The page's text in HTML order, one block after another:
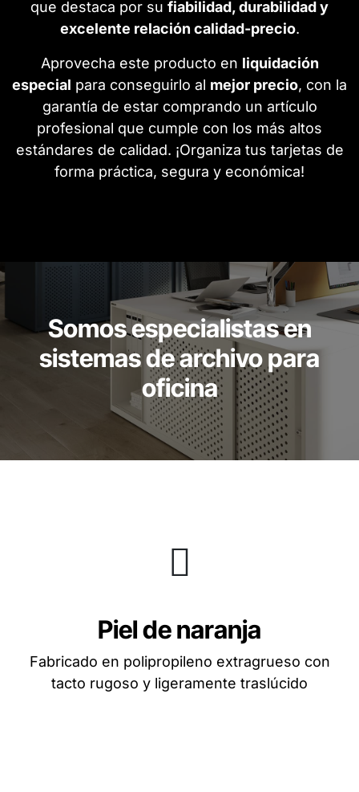
que destaca por su fiabilidad, durabilidad y
excelente relación calidad-precio.
Aprovecha este producto en liquidación
especial para conseguirlo al mejor precio, con la
garantía de estar comprando un artículo
profesional que cumple con los más altos
estándares de calidad. ¡Organiza tus tarjetas de
forma práctica, segura y económica!
Somos especialistas en
sistemas de archivo para
oficina
Piel de naranja
Fabricado en polipropileno extragrueso con
tacto rugoso y ligeramente traslúcido